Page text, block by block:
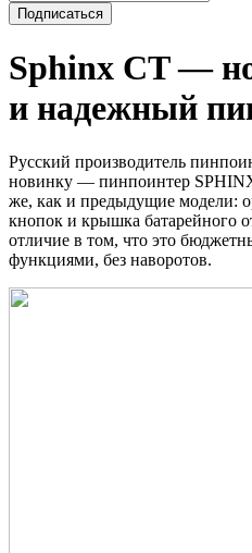
Подписаться
Sphinx CT —
и надежный
Русский производитель
новинку — пинпоинтер
же, как и предыдущие модели:
кнопок и крышка батарейного
отличие в том, что это
функциями, без наворотов.